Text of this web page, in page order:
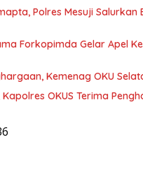
Polres Mesuji
Forkopimda Gelar Apel
Kemenag OKU
Kapolres OKUS Terima